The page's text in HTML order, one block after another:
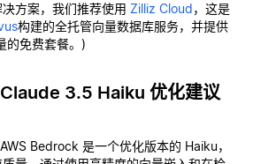
方案，我们推荐使用 Zilliz Cloud，这是
构建的全托管向量数据库服务，并提供
的免费套餐。)
3.5 Haiku 优化建议
Bedrock 是一个优化版本的 Haiku，